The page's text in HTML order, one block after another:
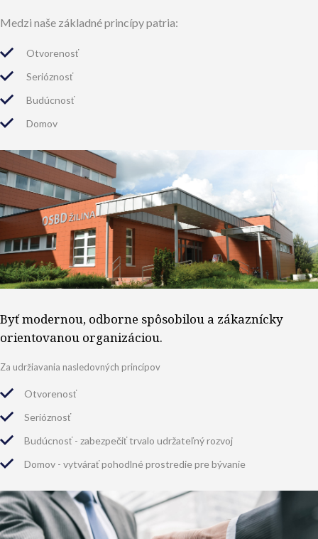
Medzi naše základné princípy patria:
Otvorenosť
Serióznosť
Budúcnosť
Domov
Byť modernou, odborne spôsobilou a zákaznícky
orientovanou organizáciou.
Za udržiavania nasledovných princípov
Otvorenosť
Serióznosť
Budúcnosť - zabezpečiť trvalo udržateľný rozvoj
Domov - vytvárať pohodlné prostredie pre bývanie